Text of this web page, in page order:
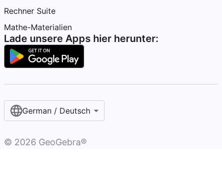
Rechner Suite
Mathe-Materialien
Lade unsere Apps hier herunter:
German / Deutsch
© 2026 GeoGebra®